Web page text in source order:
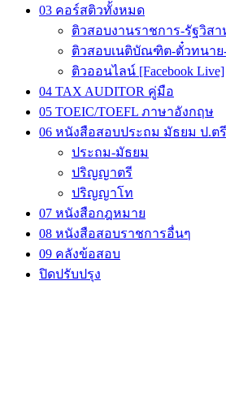
03 คอร์สติวทั้งหมด
ติวสอบงานราชการ-รัฐวิสา
ติวสอบเนติบัณฑิต-ตั๋วทนาย
ติวออนไลน์ [Facebook Live]
04 TAX AUDITOR คู่มือ
05 TOEIC/TOEFL ภาษาอังกฤษ
06 หนังสือสอบประถม มัธยม ป.ต
ประถม-มัธยม
ปริญญาตรี
ปริญญาโท
07 หนังสือกฎหมาย
08 หนังสือสอบราชการอื่นๆ
09 คลังข้อสอบ
ปิดปรับปรุง